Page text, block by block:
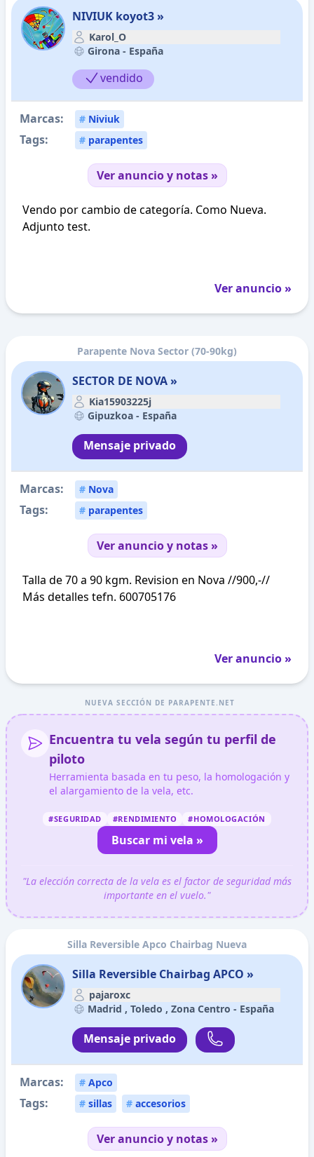
NIVIUK koyot3 »
Karol_O
Girona - España
vendido
Marcas: # Niviuk
Tags: # parapentes
Ver anuncio y notas »
Vendo por cambio de categoría. Como Nueva.
Adjunto test.
Ver anuncio »
Parapente Nova Sector (70-90kg)
SECTOR DE NOVA »
Kia15903225j
Gipuzkoa - España
Mensaje privado
Marcas: # Nova
Tags: # parapentes
Ver anuncio y notas »
Talla de 70 a 90 kgm. Revision en Nova //900,-//
Más detalles tefn. 600705176
Ver anuncio »
NUEVA SECCIÓN DE PARAPENTE.NET
Encuentra tu vela según tu perfil de
piloto
Herramienta basada en tu peso, la homologación y
el alargamiento de la vela, etc.
#SEGURIDAD #RENDIMIENTO #HOMOLOGACIÓN
Buscar mi vela »
"La elección correcta de la vela es el factor de seguridad más
importante en el vuelo."
Silla Reversible Apco Chairbag Nueva
Silla Reversible Chairbag APCO »
pajaroxc
Madrid , Toledo , Zona Centro - España
Mensaje privado
Marcas: # Apco
Tags: # sillas # accesorios
Ver anuncio y notas »